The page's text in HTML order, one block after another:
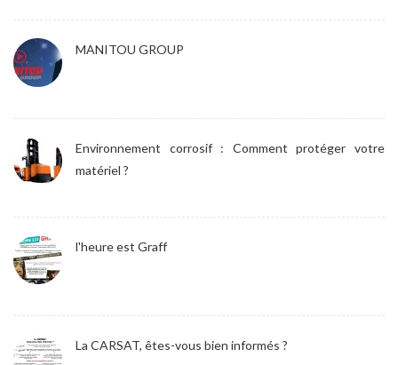
MANITOU GROUP
Environnement corrosif : Comment protéger votre
matériel ?
l'heure est Graff
La CARSAT, êtes-vous bien informés ?